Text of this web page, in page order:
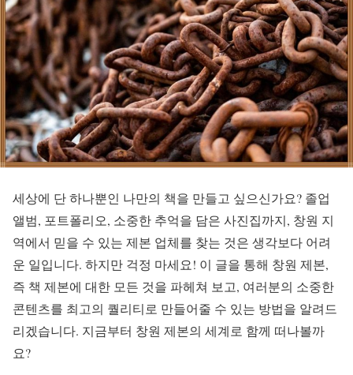
세상에 단 하나뿐인 나만의 책을 만들고 싶으신가요? 졸업
앨범, 포트폴리오, 소중한 추억을 담은 사진집까지, 창원 지
역에서 믿을 수 있는 제본 업체를 찾는 것은 생각보다 어려
운 일입니다. 하지만 걱정 마세요! 이 글을 통해 창원 제본,
즉 책 제본에 대한 모든 것을 파헤쳐 보고, 여러분의 소중한
콘텐츠를 최고의 퀄리티로 만들어줄 수 있는 방법을 알려드
리겠습니다. 지금부터 창원 제본의 세계로 함께 떠나볼까
요?